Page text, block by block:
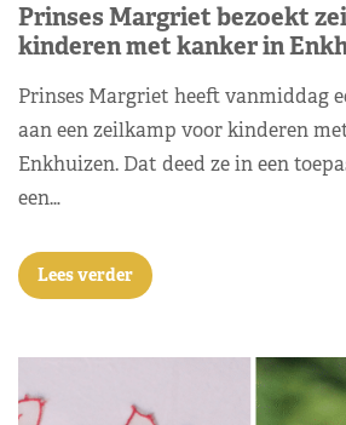
Prinses Margriet bezoekt
kinderen met kanker in
Prinses Margriet heeft vanmiddag
aan een zeilkamp voor kinderen
Enkhuizen. Dat deed ze in een
een…
Lees verder